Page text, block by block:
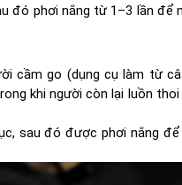
đó phơi nắng từ 1–3 lần để
cầm go (dụng cụ làm từ
khi người còn lại luồn
sau đó được phơi nắng để